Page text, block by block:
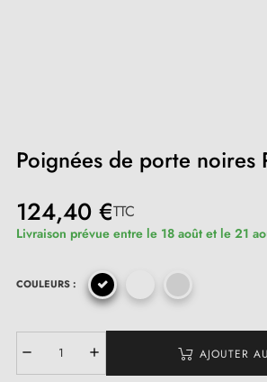
Poignées de porte noires
124,40 €TTC
Livraison prévue entre le 18 août et le 21
COULEURS :
AJOUTER